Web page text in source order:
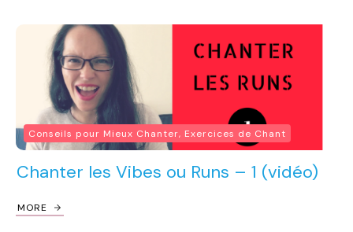
Conseils pour Mieux Chanter, Exercices de Chant
Chanter les Vibes ou Runs – 1 (vidéo)
MORE